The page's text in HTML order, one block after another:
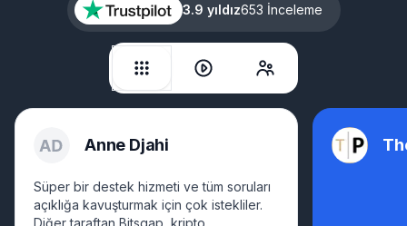
3.9 yıldız653 İnceleme
Anne Djahi
Süper bir destek hizmeti ve tüm soruları
açıklığa kavuşturmak için çok istekliler.
Diğer taraftan Bitsgap, kripto